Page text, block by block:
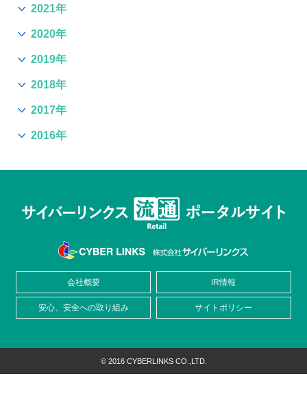
2021年
2020年
2019年
2018年
2017年
2016年
会社概要 IR情報
安心、安全への取り組み サイトポリシー
© 2016 CYBERLINKS CO.,LTD.